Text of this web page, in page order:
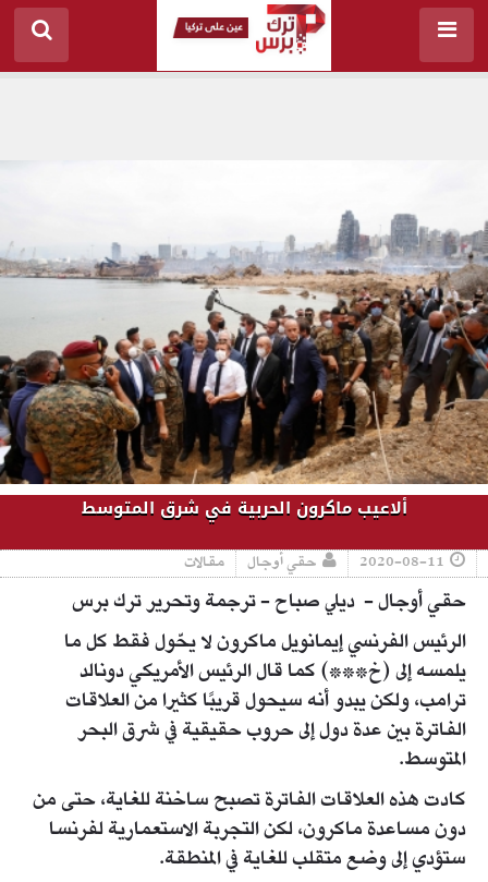
ألاعيب ماكرون الحربية في شرق المتوسط
2020-08-11 حقي أوجال مقالات
حقي أوجال - ديلي صباح - ترجمة وتحرير ترك برس
الرئيس الفرنسي إيمانويل ماكرون لا يحّول فقط كل ما
يلمسه إلى (خ***) كما قال الرئيس الأمريكي دونالد
ترامب، ولكن يبدو أنه سيحول قريبًا كثيرا من العلاقات
الفاترة بين عدة دول إلى حروب حقيقية في شرق البحر
المتوسط.
كادت هذه العلاقات الفاترة تصبح ساخنة للغاية، حتى من
دون مساعدة ماكرون، لكن التجربة الاستعمارية لفرنسا
ستؤدي إلى وضع متقلب للغاية في المنطقة.